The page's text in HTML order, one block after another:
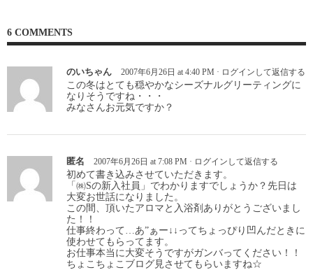
6 COMMENTS
のいちゃん 2007年6月26日 at 4:40 PM · ログインして返信する
この冬はとても穏やかなシーズナルグリーティングに
なりそうですね・・・
みなさんお元気ですか？
匿名 2007年6月26日 at 7:08 PM · ログインして返信する
初めて書き込みさせていただきます。
「㈱Sの新入社員」でわかりますでしょうか？先日は
大変お世話になりました。
この間、頂いたアロマと入浴剤ありがとうございまし
た！！
仕事終わって…あ”ぁー↓↓ってちょっぴり凹んだときに
使わせてもらってます。
お仕事本当に大変そうですがガンバってください！！
ちょこちょこブログ見させてもらいますね☆